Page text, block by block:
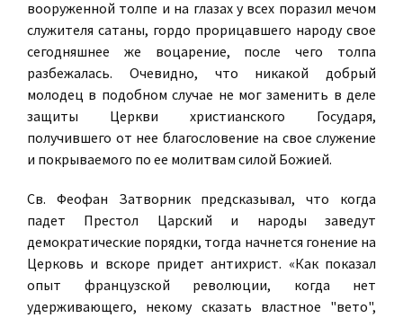
вооруженной толпе и на глазах у всех поразил мечом
служителя сатаны, гордо прорицавшего народу свое
сегодняшнее же воцарение, после чего толпа
разбежалась. Очевидно, что никакой добрый
молодец в подобном случае не мог заменить в деле
защиты Церкви христианского Государя,
получившего от нее благословение на свое служение
и покрываемого по ее молитвам силой Божией.
Св. Феофан Затворник предсказывал, что когда
падет Престол Царский и народы заведут
демократические порядки, тогда начнется гонение на
Церковь и вскоре придет антихрист. «Как показал
опыт французской революции, когда нет
удерживающего, некому сказать властное "вето",